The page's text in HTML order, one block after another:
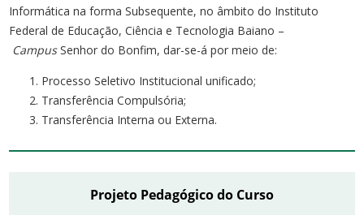
Informática na forma Subsequente, no âmbito do Instituto
Federal de Educação, Ciência e Tecnologia Baiano –
CampusSenhor do Bonfim, dar-se-á por meio de:
Processo Seletivo Institucional unificado;
Transferência Compulsória;
Transferência Interna ou Externa.
Projeto Pedagógico do Curso